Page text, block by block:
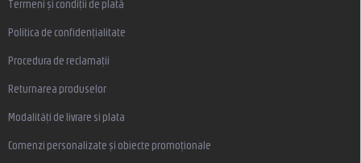
Termeni și condiții de plată
Politica de confidențialitate
Procedura de reclamații
Returnarea produselor
Modalități de livrare si plata
Comenzi personalizate și obiecte promoționale